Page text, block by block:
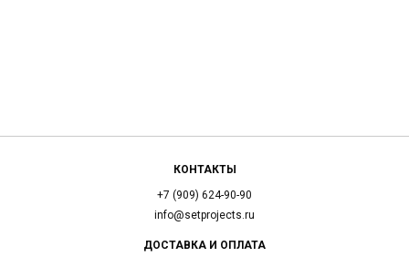
КОНТАКТЫ
+7 (909) 624-90-90
info@setprojects.ru
ДОСТАВКА И ОПЛАТА